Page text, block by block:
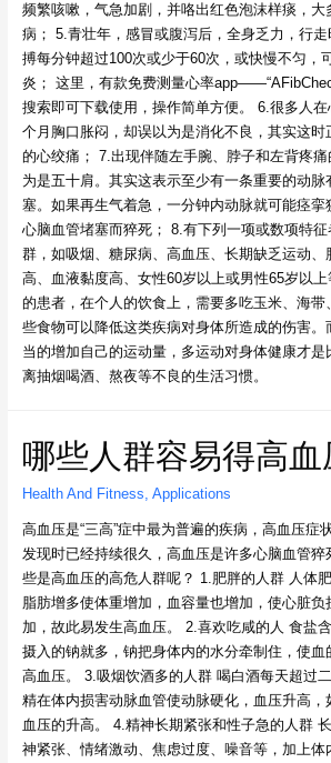
频繁咳嗽，气急加剧，并咯出红色泡沫样痰，大
病； 5.青壮年，感冒或腹泻后，全身乏力，行
搏每分钟超过100次或少于60次，或快慢不匀，
炎； 这里，有款免费测量心率
搜索即可下载使用，操作简单方便。 6.很多人
个月胸口胀闷，却误以为是消化不良，其实这
的心绞痛； 7.出现伴随左手腕、脖子和左背疼
为是五十肩。其实这表示至少有一条重要的动脉
塞。如果再生气着急，一分钟内动脉就可能痉挛
心脑血管堵塞而猝死； 8.有下列一项或数项特
群，如吸烟、糖尿病、高血压、长期缺乏运动、
高、血液黏度高、女性60岁以上或男性65岁以
的患者，在个人的饮食上，需要多吃玉米、海
些食物可以降低这类疾病对身体所造成的伤害
当的增加自己的运动量，多运动对身体健康才
离抽烟喝酒、熬夜等不良的生活习惯。
哪些人群容易得高血
Health And Fitness Applications
高血压是“三高”症中最为普遍的疾病，高血压症
发现时已经持续很久，高血压是许多心脑血管
些是高血压的高危人群呢？ 1.肥胖的人群 人体
脂肪增多使体重增加，血容量也增加，使心脏负
加，故此易发生高血压。 2.喜欢吃咸的人 食盐
摄入的钠就多，钠把身体内的水分牵制住，使
高血压。 3.吸烟饮酒多的人群 喝白酒每天超过
精在体内损害动脉血管使动脉硬化，血压升高
血压的升高。 4.精神长期紧张和性子急的人群
神紧张、情绪激动、焦虑过度、噪音等，加上